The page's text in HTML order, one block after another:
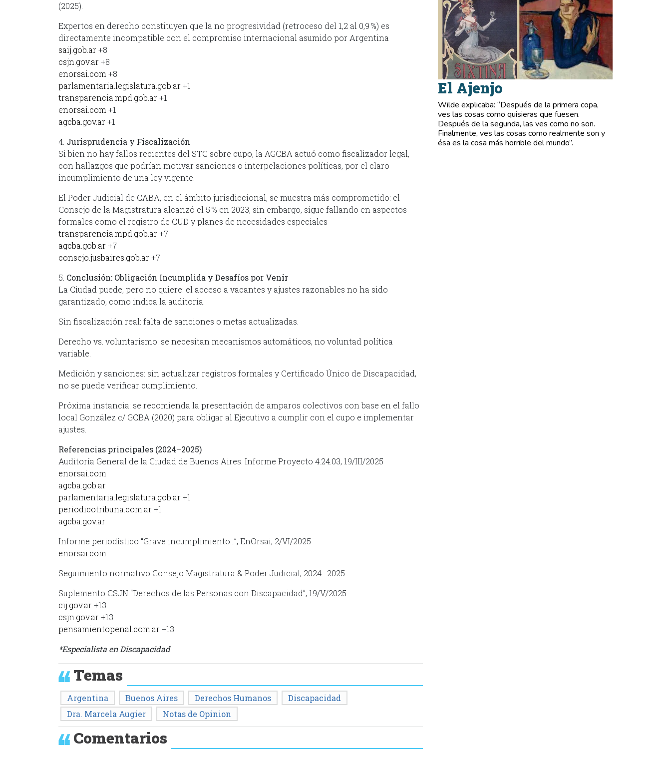
(2025).
Expertos en derecho constituyen que la no progresividad (retroceso del 1,2 al 0,9 %) es
directamente incompatible con el compromiso internacional asumido por Argentina
saij.gob.ar+8
csjn.gov.ar+8
enorsai.com+8
parlamentaria.legislatura.gob.ar+1
transparencia.mpd.gob.ar+1
enorsai.com+1
agcba.gov.ar+1
4. Jurisprudencia y Fiscalización
Si bien no hay fallos recientes del STC sobre cupo, la AGCBA actuó como fiscalizador legal,
con hallazgos que podrían motivar sanciones o interpelaciones políticas, por el claro
incumplimiento de una ley vigente.
El Poder Judicial de CABA, en el ámbito jurisdiccional, se muestra más comprometido: el
Consejo de la Magistratura alcanzó el 5 % en 2023, sin embargo, sigue fallando en aspectos
formales como el registro de CUD y planes de necesidades especiales
transparencia.mpd.gob.ar+7
agcba.gob.ar+7
consejo.jusbaires.gob.ar+7
5. Conclusión: Obligación Incumplida y Desafíos por Venir
La Ciudad puede, pero no quiere: el acceso a vacantes y ajustes razonables no ha sido
garantizado, como indica la auditoría.
Sin fiscalización real: falta de sanciones o metas actualizadas.
Derecho vs. voluntarismo: se necesitan mecanismos automáticos, no voluntad política
variable.
Medición y sanciones: sin actualizar registros formales y Certificado Único de Discapacidad,
no se puede verificar cumplimiento.
Próxima instancia: se recomienda la presentación de amparos colectivos con base en el fallo
local González c/ GCBA (2020) para obligar al Ejecutivo a cumplir con el cupo e implementar
ajustes.
Referencias principales (2024–2025)
Auditoría General de la Ciudad de Buenos Aires. Informe Proyecto 4.24.03, 19/III/2025
enorsai.com
agcba.gob.ar
parlamentaria.legislatura.gob.ar+1
periodicotribuna.com.ar+1
agcba.gov.ar
Informe periodístico “Grave incumplimiento…”, EnOrsai, 2/VI/2025
enorsai.com.
Seguimiento normativo Consejo Magistratura & Poder Judicial, 2024–2025 .
Suplemento CSJN “Derechos de las Personas con Discapacidad”, 19/V/2025
cij.gov.ar+13
csjn.gov.ar+13
pensamientopenal.com.ar+13
*Especialista en Discapacidad
Temas
Argentina Buenos Aires Derechos Humanos
Discapacidad
Dra. Marcela Augier
Notas de Opinion
Comentarios
El Ajenjo
Wilde explicaba: “Después de la primera copa,
ves las cosas como quisieras que fuesen.
Después de la segunda, las ves como no son.
Finalmente, ves las cosas como realmente son y
ésa es la cosa más horrible del mundo”.